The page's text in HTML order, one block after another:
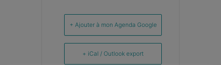
+ Ajouter à mon Agenda Google
+ iCal / Outlook export